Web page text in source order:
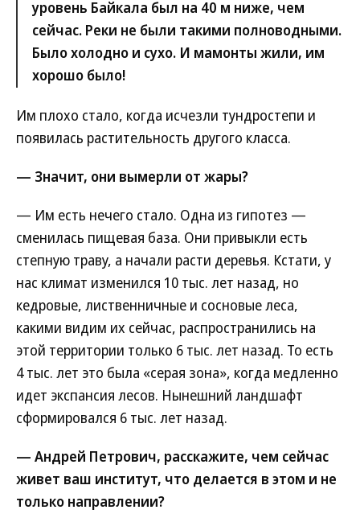
уровень Байкала был на 40 м ниже, чем
сейчас. Реки не были такими полноводными.
Было холодно и сухо. И мамонты жили, им
хорошо было!
Им плохо стало, когда исчезли тундростепи и
появилась растительность другого класса.
— Значит, они вымерли от жары?
— Им есть нечего стало. Одна из гипотез —
сменилась пищевая база. Они привыкли есть
степную траву, а начали расти деревья. Кстати, у
нас климат изменился 10 тыс. лет назад, но
кедровые, лиственничные и сосновые леса,
какими видим их сейчас, распространились на
этой территории только 6 тыс. лет назад. То есть
4 тыс. лет это была «серая зона», когда медленно
идет экспансия лесов. Нынешний ландшафт
сформировался 6 тыс. лет назад.
— Андрей Петрович, расскажите, чем сейчас
живет ваш институт, что делается в этом и не
только направлении?